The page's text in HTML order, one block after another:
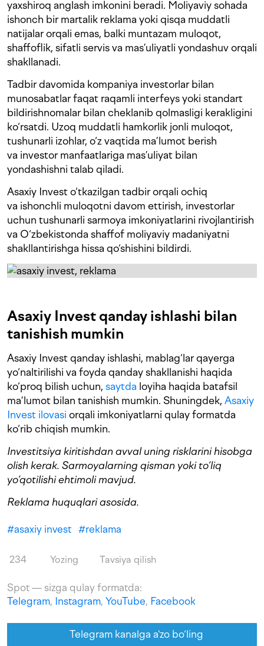
yaxshiroq anglash imkonini beradi. Moliyaviy sohada
ishonch bir martalik reklama yoki qisqa muddatli
natijalar orqali emas, balki muntazam muloqot,
shaffoflik, sifatli servis va mas’uliyatli yondashuv orqali
shakllanadi.
Tadbir davomida kompaniya investorlar bilan
munosabatlar faqat raqamli interfeys yoki standart
bildirishnomalar bilan cheklanib qolmasligi kerakligini
ko‘rsatdi. Uzoq muddatli hamkorlik jonli muloqot,
tushunarli izohlar, o‘z vaqtida ma’lumot berish
va investor manfaatlariga mas’uliyat bilan
yondashishni talab qiladi.
Asaxiy Invest o‘tkazilgan tadbir orqali ochiq
va ishonchli muloqotni davom ettirish, investorlar
uchun tushunarli sarmoya imkoniyatlarini rivojlantirish
va O‘zbekistonda shaffof moliyaviy madaniyatni
shakllantirishga hissa qo‘shishini bildirdi.
Asaxiy Invest qanday ishlashi bilan
tanishish mumkin
Asaxiy Invest qanday ishlashi, mablag‘lar qayerga
yo‘naltirilishi va foyda qanday shakllanishi haqida
ko‘proq bilish uchun, saytda loyiha haqida batafsil
ma’lumot bilan tanishish mumkin. Shuningdek, Asaxiy
Invest ilovasi orqali imkoniyatlarni qulay formatda
ko‘rib chiqish mumkin.
Investitsiya kiritishdan avval uning risklarini hisobga
olish kerak. Sarmoyalarning qisman yoki to‘liq
yo‘qotilishi ehtimoli mavjud.
Reklama huquqlari asosida.
#asaxiy invest #reklama
234 Yozing Tavsiya qilish
Spot — sizga qulay formatda:
Telegram, Instagram, YouTube, Facebook
Telegram kanalga a'zo bo‘ling